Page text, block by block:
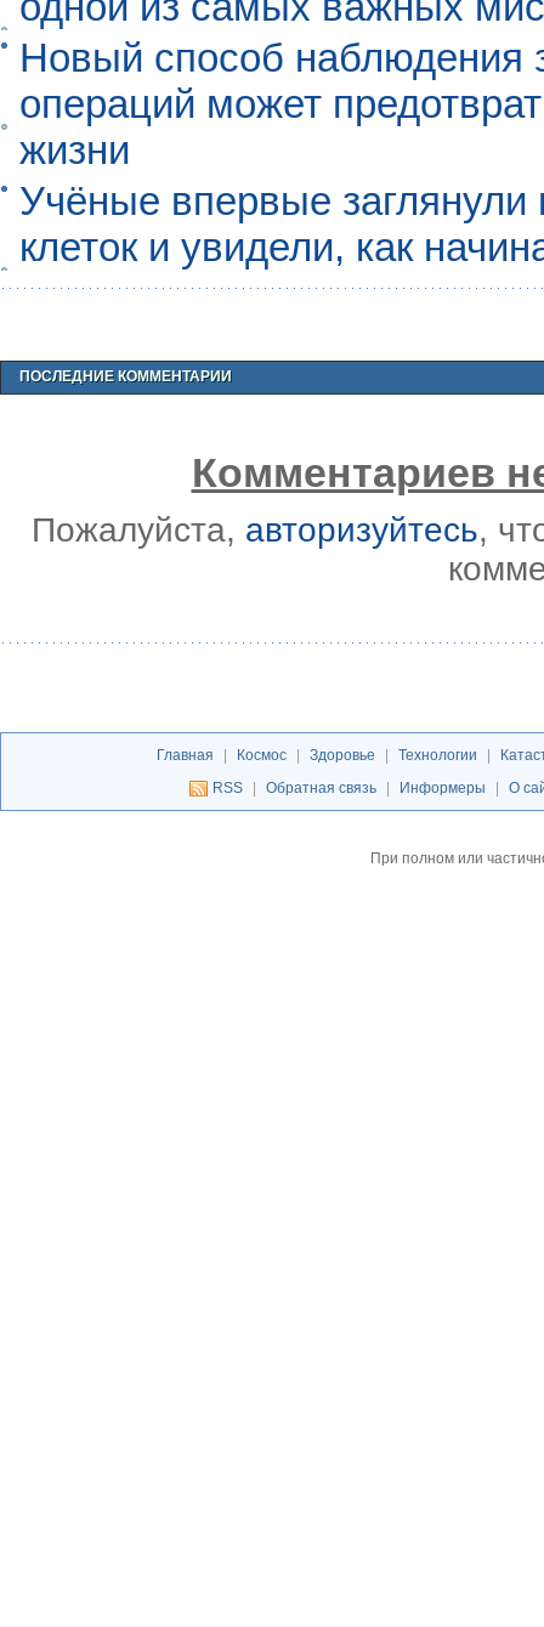
Новый способ наблюдения
операций может
жизни
Учёные впервые
клеток и увидели, как
ПОСЛЕДНИЕ КОММЕНТАРИИ
Комментариев
Пожалуйста, авторизуйтесь,
Главная Космос Здоровье Технологии
RSS
Обратная связь Информеры О
При полном или